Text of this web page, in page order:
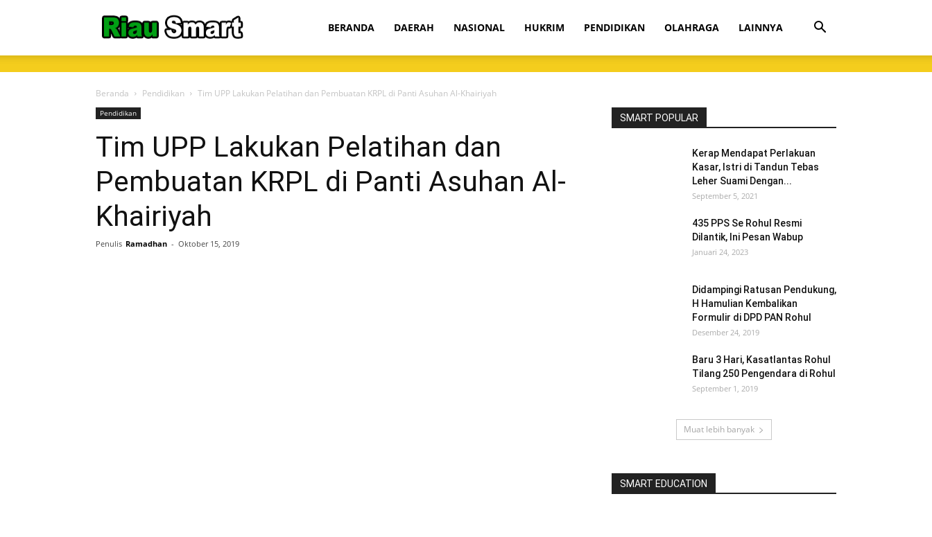
BERANDA DAERAH NASIONAL HUKRIM PENDIDIKAN OLAHRAGA LAINNYA
Beranda Pendidikan Tim UPP Lakukan Pelatihan dan Pembuatan KRPL di Panti Asuhan Al-Khairiyah
Pendidikan
Tim UPP Lakukan Pelatihan dan
Pembuatan KRPL di Panti Asuhan Al-
Khairiyah
Penulis Ramadhan - Oktober 15, 2019
SMART POPULAR
Kerap Mendapat Perlakuan
Kasar, Istri di Tandun Tebas
Leher Suami Dengan...
September 5, 2021
435 PPS Se Rohul Resmi
Dilantik, Ini Pesan Wabup
Januari 24, 2023
Didampingi Ratusan Pendukung,
H Hamulian Kembalikan
Formulir di DPD PAN Rohul
Desember 24, 2019
Baru 3 Hari, Kasatlantas Rohul
Tilang 250 Pengendara di Rohul
September 1, 2019
Muat lebih banyak
SMART EDUCATION